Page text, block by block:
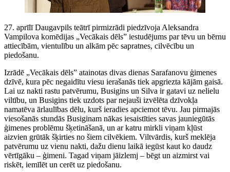
27. aprīlī Daugavpils teātrī pirmizrādi piedzīvoja Aleksandra
Vampilova komēdijas „Vecākais dēls” iestudējums par tēvu un bērnu
attiecībām, vientulību un alkām pēc sapratnes, cilvēcību un
piedošanu.
Izrādē „Vecākais dēls” atainotas divas dienas Sarafanovu ģimenes
dzīvē, kura pēc negaidītu viesu ierašanās tiek apgriezta kājām gaisā.
Lai uz nakti rastu patvērumu, Busigins un Silva ir gatavi uz nelielu
viltību, un Busigins tiek uzdots par nejauši izvēlēta dzīvokļa
namatēva ārlaulības dēlu, kurš ieradies apciemot tēvu. Jau pirmajās
viesošanās stundās Busiginam nākas iesaistīties savas jauniegūtās
ģimenes problēmu šķetināšanā, un ar katru mirkli viņam kļūst
aizvien grūtāk šķirties no šiem cilvēkiem. Viltvārdis, kurš meklēja
patvērumu uz vienu nakti, dažu dienu laikā iegūst kaut ko daudz
vērtīgāku – ģimeni. Tagad viņam jāizlemj – bēgt un aizmirst vai
riskēt, iemīlēt un cerēt uz piedošanu.